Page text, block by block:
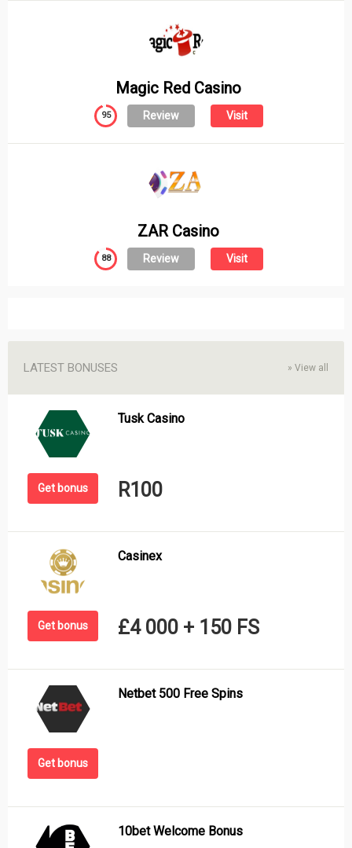
Magic Red Casino
Visit
Review
95
ZAR Casino
Visit
Review
88
» View all
LATEST BONUSES
Get bonus
Tusk Casino
R100
Get bonus
Casinex
£4 000 + 150 FS
Get bonus
Netbet 500 Free Spins
10bet Welcome Bonus